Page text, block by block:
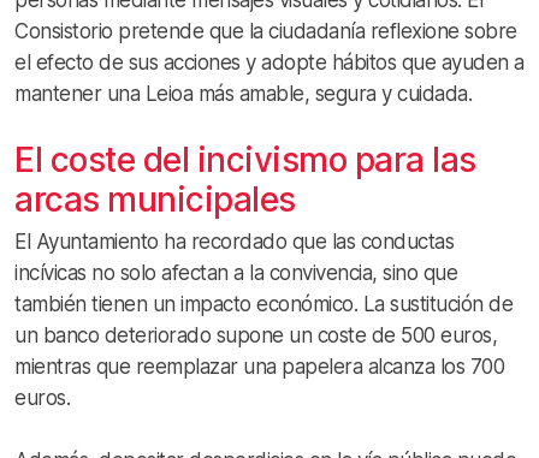
Consistorio pretende que la ciudadanía reflexione sobre
el efecto de sus acciones y adopte hábitos que ayuden a
mantener una Leioa más amable, segura y cuidada.
El coste del incivismo para las
arcas municipales
El Ayuntamiento ha recordado que las conductas
incívicas no solo afectan a la convivencia, sino que
también tienen un impacto económico. La sustitución de
un banco deteriorado supone un coste de 500 euros,
mientras que reemplazar una papelera alcanza los 700
euros.